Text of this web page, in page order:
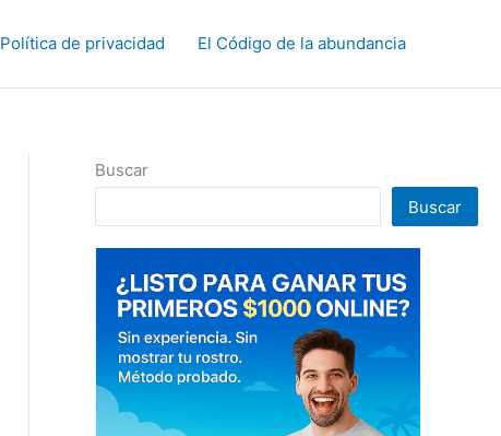
Política de privacidad El Código de la abundancia
Buscar
Buscar